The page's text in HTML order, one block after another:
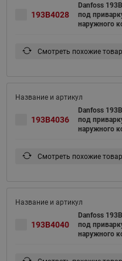
193B4028
Danfoss
под
наружного
Смотреть похожие
193B4036
Danfoss
под
наружного
Смотреть похожие
193B4040
Danfoss
под
наружного